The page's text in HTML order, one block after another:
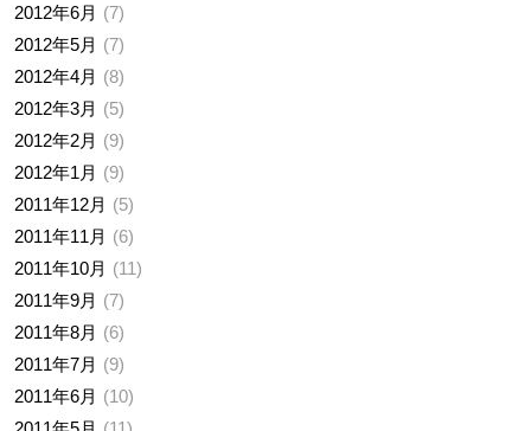
2012年6月
7
2012年5月
7
2012年4月
8
2012年3月
5
2012年2月
9
2012年1月
9
2011年12月
5
2011年11月
6
2011年10月
11
2011年9月
7
2011年8月
6
2011年7月
9
2011年6月
10